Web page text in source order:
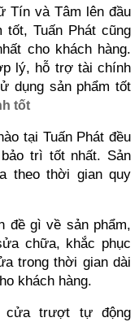
Tín và Tâm lên đầu
Tuấn Phát cũng
cho khách hàng.
lý, hỗ trợ tài chính
dụng sản phẩm tốt
tốt
tại Tuấn Phát đều
trì tốt nhất. Sản
theo thời gian quy
đề gì về sản phẩm,
chữa, khắc phục
trong thời gian dài
khách hàng.
cửa trượt tự động